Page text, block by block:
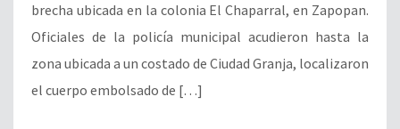
brecha ubicada en la colonia El Chaparral, en Zapopan.
Oficiales de la policía municipal acudieron hasta la
zona ubicada a un costado de Ciudad Granja, localizaron
el cuerpo embolsado de […]